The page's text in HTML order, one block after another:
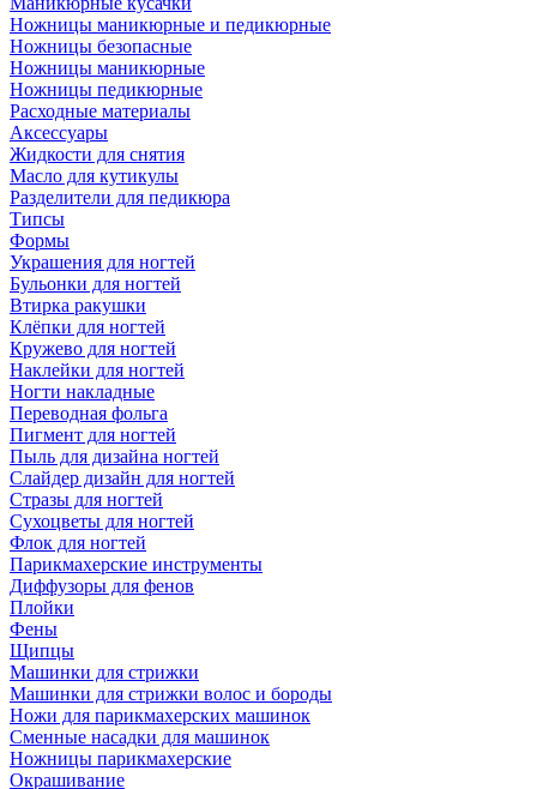
Ножницы маникюрные и педикюрные
Ножницы безопасные
Ножницы маникюрные
Ножницы педикюрные
Расходные материалы
Аксессуары
Жидкости для снятия
Масло для кутикулы
Разделители для педикюра
Типсы
Формы
Украшения для ногтей
Бульонки для ногтей
Втирка ракушки
Клёпки для ногтей
Кружево для ногтей
Наклейки для ногтей
Ногти накладные
Переводная фольга
Пигмент для ногтей
Пыль для дизайна ногтей
Слайдер дизайн для ногтей
Стразы для ногтей
Сухоцветы для ногтей
Флок для ногтей
Парикмахерские инструменты
Диффузоры для фенов
Плойки
Фены
Щипцы
Машинки для стрижки
Машинки для стрижки волос и бороды
Ножи для парикмахерских машинок
Сменные насадки для машинок
Ножницы парикмахерские
Окрашивание